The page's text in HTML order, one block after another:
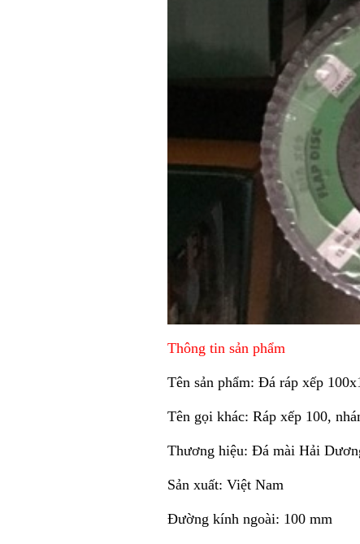
Thông tin sản phẩm
Tên sản phẩm: Đá ráp xếp
Tên gọi khác: Ráp xếp 100,
Thương hiệu: Đá mài Hải
Sản xuất: Việt Nam
Đường kính ngoài: 100 mm